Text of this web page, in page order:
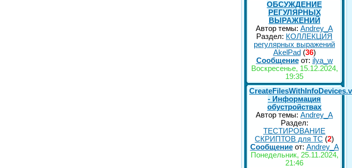
ОБСУЖДЕНИЕ
РЕГУЛЯРНЫХ
ВЫРАЖЕНИЙ
Автор темы: Andrey_A
Раздел: КОЛЛЕКЦИЯ
регулярных выражений
AkelPad (36)
Сообщениеот: ilya_w
Воскресенье, 15.12.2024,
19:35
- Информация
обустройствах
Автор темы: Andrey_A
Раздел:
ТЕСТИРОВАНИЕ
СКРИПТОВ для TC (2)
Сообщениеот: Andrey_A
Понедельник, 25.11.2024,
21:46